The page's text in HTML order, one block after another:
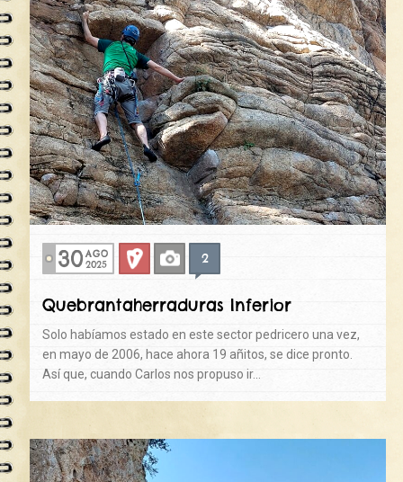
Deportiva
Fotos
30 AGO
2025 2
Quebrantaherraduras Inferior
Solo habíamos estado en este sector pedricero una vez,
en mayo de 2006, hace ahora 19 añitos, se dice pronto.
Así que, cuando Carlos nos propuso ir…